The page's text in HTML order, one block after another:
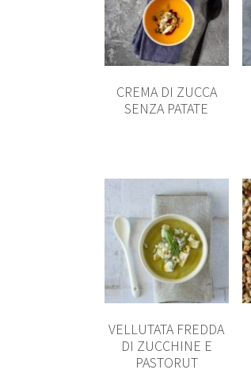
CREMA DI ZUCCA
SENZA PATATE
VELLUTATA FREDDA
DI ZUCCHINE E
PASTORUT